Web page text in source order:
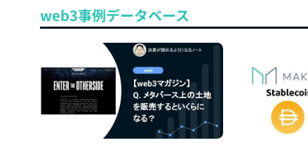
web3事例データベース